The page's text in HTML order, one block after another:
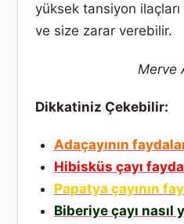
yüksek tansiyon
ve size zarar verebilir.
Merve
Dikkatiniz Çekebilir:
Adaçayının
Hibisküs çayı
Papatya çayının
Biberiye çayı nasıl